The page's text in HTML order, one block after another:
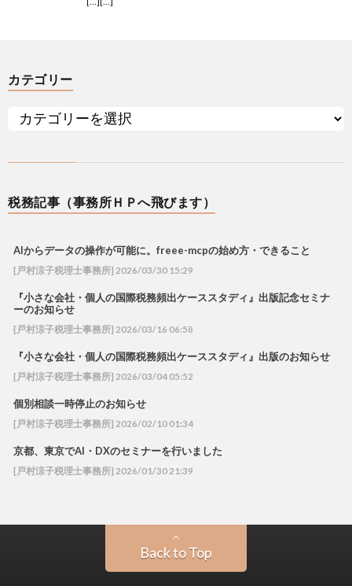
カテゴリー
税務記事（事務所ＨＰへ飛びます）
AIからデータの操作が可能に。freee-mcpの始め方・できること
[戸村涼子税理士事務所] 2026/03/30 15:29
『小さな会社・個人の国際税務頻出ケーススタディ』出版記念セミナ
ーのお知らせ
[戸村涼子税理士事務所] 2026/03/16 06:58
『小さな会社・個人の国際税務頻出ケーススタディ』出版のお知らせ
[戸村涼子税理士事務所] 2026/03/04 05:52
個別相談一時停止のお知らせ
[戸村涼子税理士事務所] 2026/02/10 01:34
京都、東京でAI・DXのセミナーを行いました
[戸村涼子税理士事務所] 2026/01/30 21:39
Back to Top